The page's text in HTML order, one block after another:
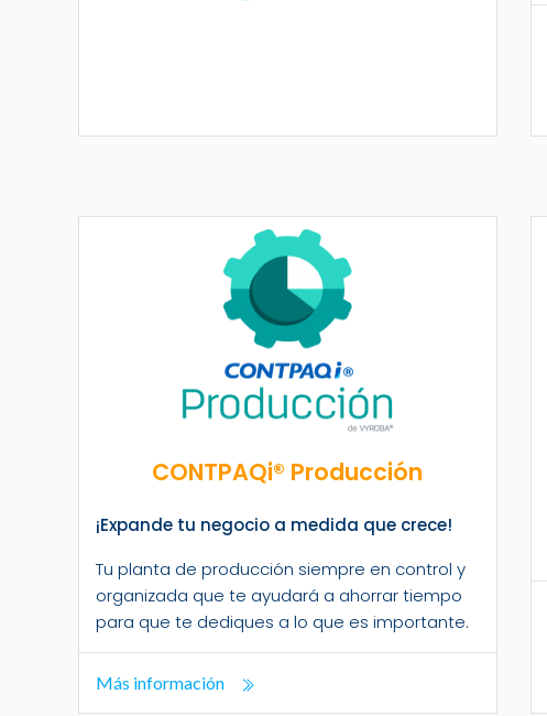
CONTPAQi® Producción
¡Expande tu negocio a medida que crece!
Tu planta de producción siempre en control y
organizada que te ayudará a ahorrar tiempo
para que te dediques a lo que es importante.
Más información